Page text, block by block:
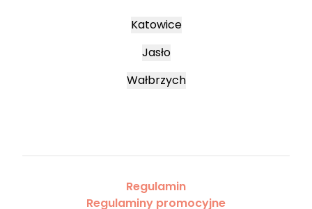
Katowice
Jasło
Wałbrzych
Regulamin
Regulaminy promocyjne